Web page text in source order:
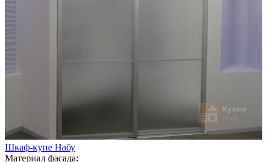
Шкаф-купе Набу
Материал фасада: